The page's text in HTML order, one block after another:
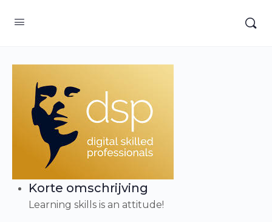
Korte omschrijving
Learning skills is an attitude!